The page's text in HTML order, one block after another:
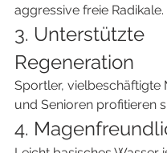
aggressive freie Radikale.
3. Unterstützte
Regeneration
Sportler, vielbeschäftigte
und Senioren profitieren
4.